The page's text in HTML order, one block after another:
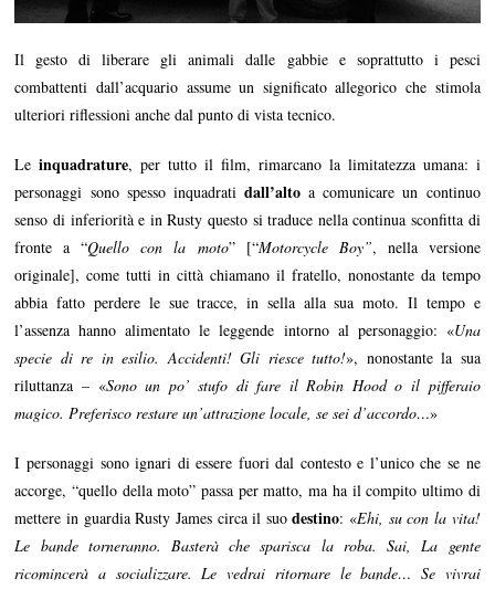
Il gesto di liberare gli animali dalle gabbie e soprattutto i pesci
combattenti dall’acquario assume un significato allegorico che stimola
ulteriori riflessioni anche dal punto di vista tecnico.
Le inquadrature, per tutto il film, rimarcano la limitatezza umana: i
personaggi sono spesso inquadrati dall’alto a comunicare un continuo
senso di inferiorità e in Rusty questo si traduce nella continua sconfitta di
fronte a “Quello con la moto” [“Motorcycle Boy”, nella versione
originale], come tutti in città chiamano il fratello, nonostante da tempo
abbia fatto perdere le sue tracce, in sella alla sua moto. Il tempo e
l’assenza hanno alimentato le leggende intorno al personaggio: «Una
specie di re in esilio. Accidenti! Gli riesce tutto!», nonostante la sua
riluttanza – «Sono un po’ stufo di fare il Robin Hood o il pifferaio
magico. Preferisco restare un’attrazione locale, se sei d’accordo…»
I personaggi sono ignari di essere fuori dal contesto e l’unico che se ne
accorge, “quello della moto” passa per matto, ma ha il compito ultimo di
mettere in guardia Rusty James circa il suodestino: «Ehi, su con la vita!
Le bande torneranno. Basterà che sparisca la roba. Sai, La gente
ricomincerà a socializzare. Le vedrai ritornare le bande… Se vivrai